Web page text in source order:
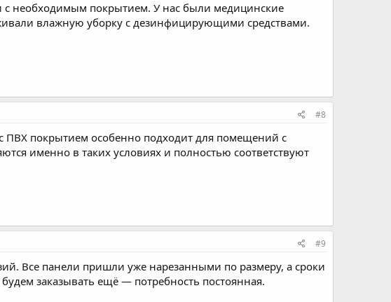
с необходимым покрытием. У нас были медицинские
влажную уборку с дезинфицирующими средствами.
#8
ПВХ покрытием особенно подходит для помещений с
именно в таких условиях и полностью соответствуют
#9
Все панели пришли уже нарезанными по размеру, а сроки
заказывать ещё — потребность постоянная.